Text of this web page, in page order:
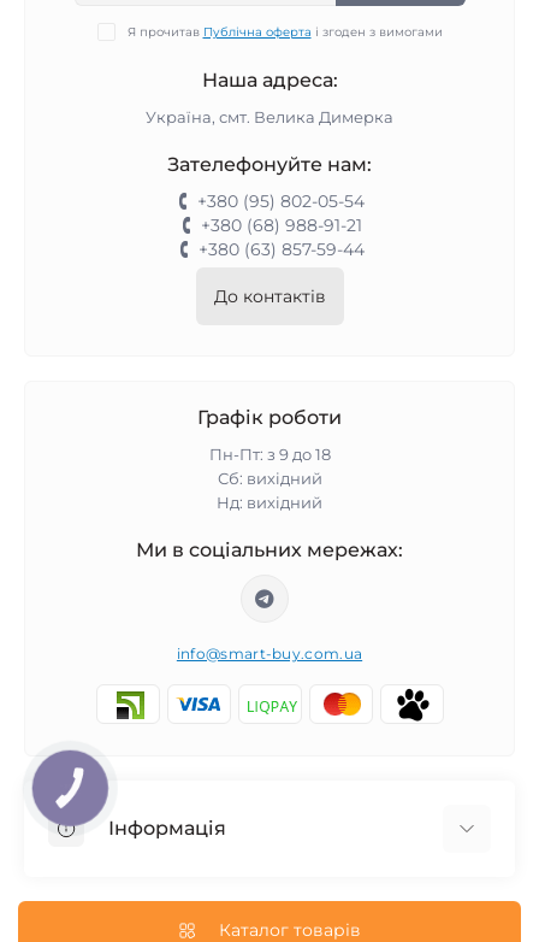
Я прочитав Публічна оферта і згоден з вимогами
Наша адреса:
Україна, смт. Велика Димерка
Зателефонуйте нам:
+380 (95) 802-05-54
+380 (68) 988-91-21
+380 (63) 857-59-44
До контактів
Графік роботи
Пн-Пт: з 9 до 18
Сб: вихідний
Нд: вихідний
Ми в соціальних мережах:
info@smart-buy.com.ua
Інформація
Каталог товарів
КНОПКА
ЗВ'ЯЗКУ